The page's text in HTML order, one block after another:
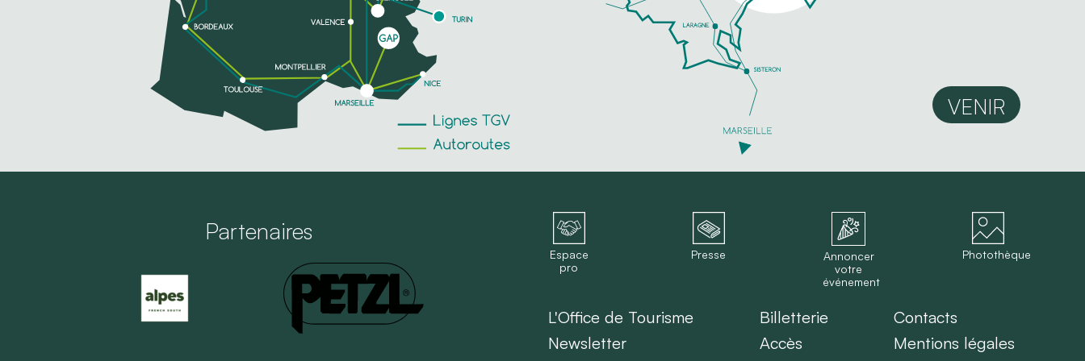
VENIR
Partenaires
Espace
pro
Presse
Annoncer
votre
événement
Photothèque
L'Office de Tourisme
Newsletter
Billetterie
Accès
Contacts
Mentions légales